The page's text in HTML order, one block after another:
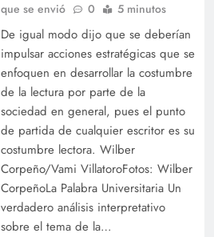
que se envió
0 5 minutos
De igual modo dijo que se deberían
impulsar acciones estratégicas que se
enfoquen en desarrollar la costumbre
de la lectura por parte de la
sociedad en general, pues el punto
de partida de cualquier escritor es su
costumbre lectora. Wilber
Corpeño/Vami VillatoroFotos: Wilber
CorpeñoLa Palabra Universitaria Un
verdadero análisis interpretativo
sobre el tema de la…